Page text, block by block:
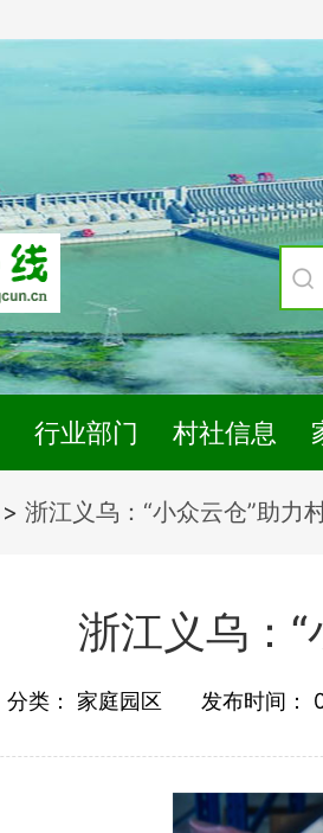
行业部门 村社信息
> 浙江义乌：“小众云仓”助力
浙江义乌：
分类： 家庭园区 发布时间：